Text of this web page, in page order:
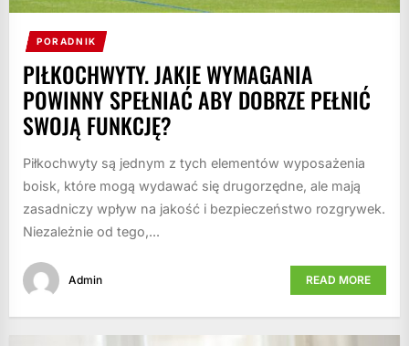
PORADNIK
PIŁKOCHWYTY. JAKIE WYMAGANIA
POWINNY SPEŁNIAĆ ABY DOBRZE PEŁNIĆ
SWOJĄ FUNKCJĘ?
Piłkochwyty są jednym z tych elementów wyposażenia
boisk, które mogą wydawać się drugorzędne, ale mają
zasadniczy wpływ na jakość i bezpieczeństwo rozgrywek.
Niezależnie od tego,...
Admin READ MORE